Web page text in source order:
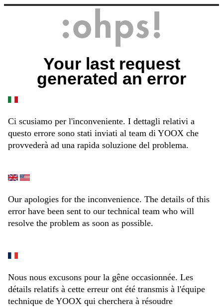
Your last request
generated an error
Ci scusiamo per l'inconveniente. I dettagli relativi a
questo errore sono stati inviati al team di YOOX che
provvederà ad una rapida soluzione del problema.
Our apologies for the inconvenience. The details of this
error have been sent to our technical team who will
resolve the problem as soon as possible.
Nous nous excusons pour la gêne occasionnée. Les
détails relatifs à cette erreur ont été transmis à l'équipe
technique de YOOX qui cherchera à résoudre